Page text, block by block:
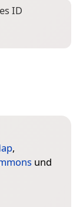
ID
,
und